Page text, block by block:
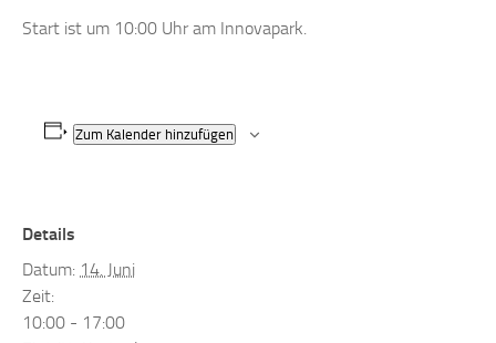
Start ist um 10:00 Uhr am Innovapark.
Zum Kalender hinzufügen
Details
Datum: 14. Juni
Zeit:
10:00 - 17:00